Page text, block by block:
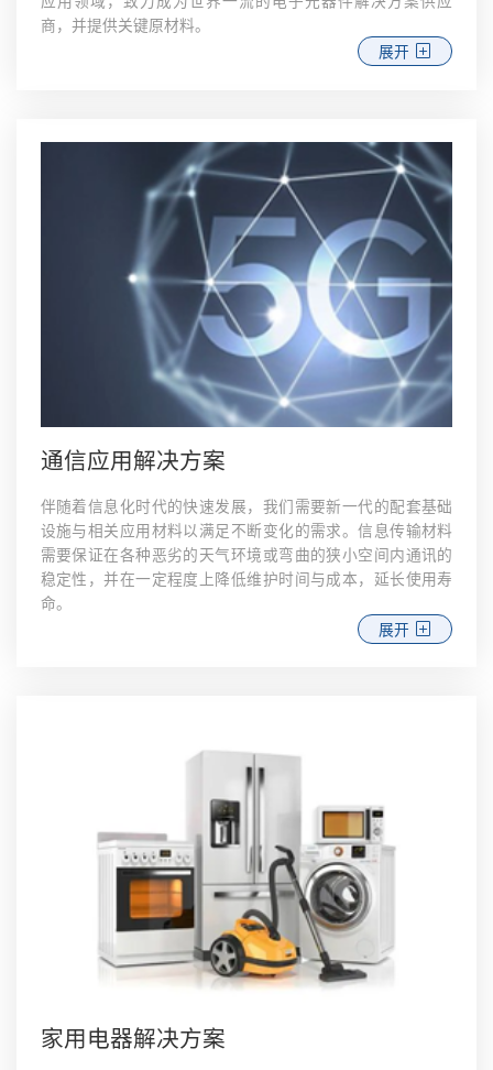
商，并提供关键原材料。
展开
通信应用解决方案
伴随着信息化时代的快速发展，我们需要新一代的配套基础
设施与相关应用材料以满足不断变化的需求。信息传输材料
需要保证在各种恶劣的天气环境或弯曲的狭小空间内通讯的
稳定性，并在一定程度上降低维护时间与成本，延长使用寿
命。
展开
家用电器解决方案